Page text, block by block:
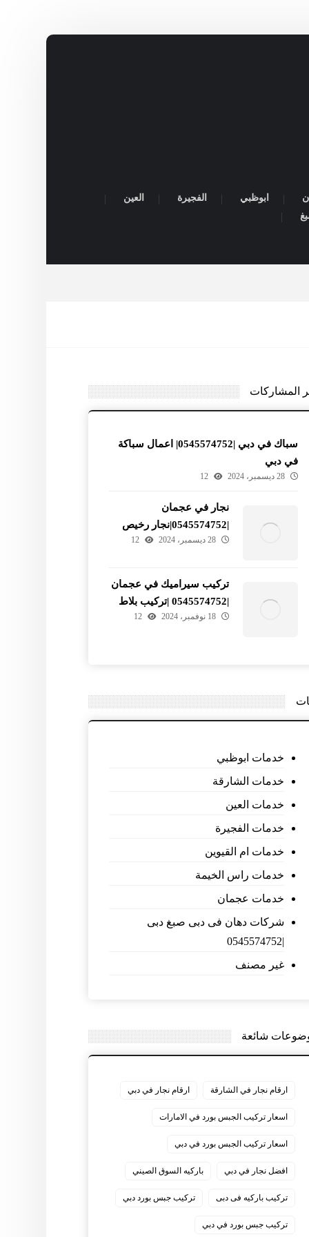
ابوظبي الفجيرة العين
المشاركات
سباك في دبي |0545574752| اعمال سباكة
في دبي
28 ديسمبر، 2024 12
نجار في عجمان
|0545574752|نجار رخيص
في عجمان
28 ديسمبر، 2024 12
تركيب سيراميك في عجمان
|0545574752 |تركيب بلاط
18 نوفمبر، 2024 12
خدمات ابوظبي
خدمات الشارقة
خدمات العين
خدمات الفجيرة
خدمات ام القيوين
خدمات راس الخيمة
خدمات عجمان
شركات دهان فى دبى صبغ دبى
|0545574752
غير مصنف
شائعة
ارقام نجار في الشارقة ارقام نجار في دبي
اسعار تركيب الجبس بورد في الامارات
اسعار تركيب الجبس بورد في دبي
افضل نجار في دبي باركيه السوق الصيني
تركيب باركيه فى دبى تركيب جبس بورد دبي
تركيب جبس بورد في دبي